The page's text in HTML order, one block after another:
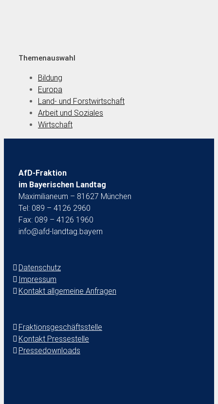
Themenauswahl
Bildung
Europa
Land- und Forstwirtschaft
Arbeit und Soziales
Wirtschaft
AfD-Fraktion
im Bayerischen Landtag
Maximilianeum – 81627 München
Tel: 089 – 4126 2960
Fax: 089 – 4126 1960
info@afd-landtag.bayern
Datenschutz
Impressum
Kontakt allgemeine Anfragen
Fraktionsgeschäftsstelle
Kontakt Pressestelle
Pressedownloads